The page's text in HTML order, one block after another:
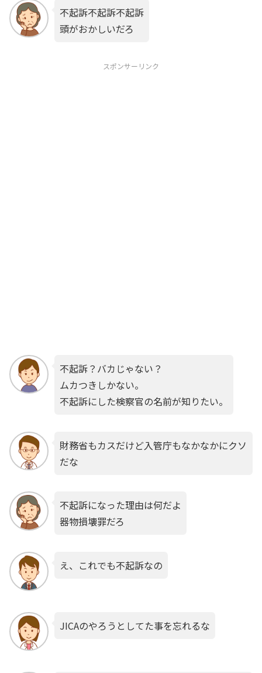
不起訴不起訴不起訴
頭がおかしいだろ
スポンサーリンク
不起訴？バカじゃない？
ムカつきしかない。
不起訴にした検察官の名前が知りたい。
財務省もカスだけど入管庁もなかなかにクソ
だな
不起訴になった理由は何だよ
器物損壊罪だろ
え、これでも不起訴なの
JICAのやろうとしてた事を忘れるな